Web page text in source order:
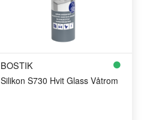
BOSTIK
Silikon S730 Hvit Glass Våtrom